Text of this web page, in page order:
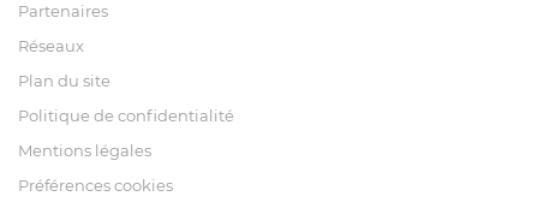
Partenaires
Réseaux
Plan du site
Politique de confidentialité
Mentions légales
Préférences cookies